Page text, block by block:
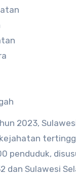
2023,
penduduk,
dan Sulawesi